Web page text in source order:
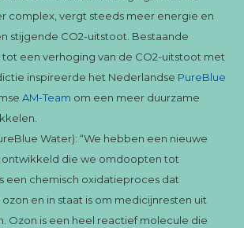
complex, vergt steeds meer energie en
stijgende CO2-uitstoot. Bestaande
een verhoging van de CO2-uitstoot met
inspireerde het Nederlandse PureBlue
AM-Team om een meer duurzame
Water): “We hebben een nieuwe
die we omdoopten tot
een chemisch oxidatieproces dat
en in staat is om medicijnresten uit
Ozon is een heel reactief molecule die